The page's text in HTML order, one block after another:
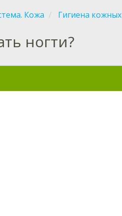
Кожа
Гигиена кожных
ногти?